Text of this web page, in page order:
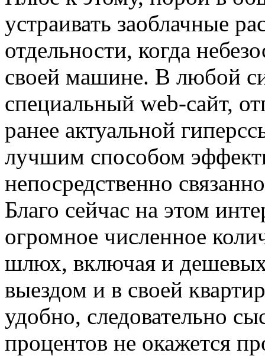
устраивать заоблачные
отдельности, когда
своей машине. В любой
специальный web-сайт,
ранее актуальной
лучшим способом
непосредственно
Благо сейчас на этом
огромное численное
шлюх, включая и
выездом и в своей
удобно, следовательно
процентов не окажется